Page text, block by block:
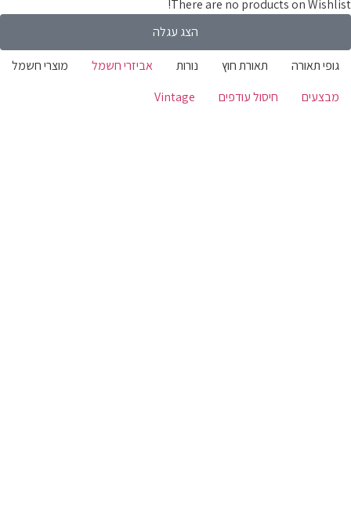
There are no products on Wishlist!
הצג עגלה
גופי תאורה תאורת חוץ נורות אביזרי חשמל
מוצרי חשמל
מבצעים
חיסול עודפים Vintage